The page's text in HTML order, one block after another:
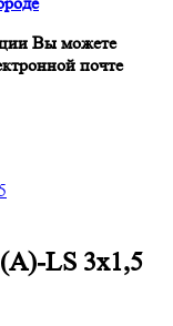
Вы можете
почте
LS 3х1,5